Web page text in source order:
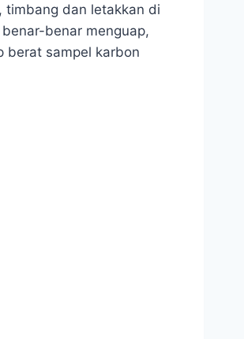
timbang dan letakkan di
benar menguap,
berat sampel karbon